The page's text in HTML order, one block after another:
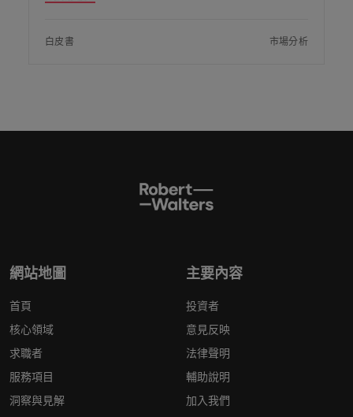
白皮書 市場分析
網站地圖
首頁
核心領域
求職者
服務項目
洞察與見解
主要內容
投資者
意見反映
法律聲明
輔助說明
加入我們